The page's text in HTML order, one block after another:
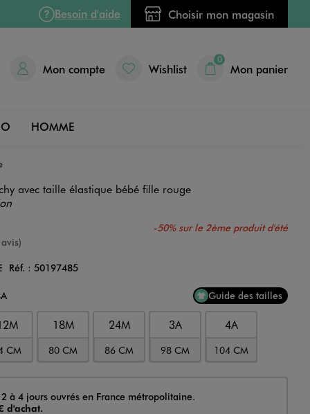
Besoin d'aide Choisir mon magasin
Mon compte Wishlist
0
Mon panier
HOMME
avec taille élastique bébé fille rouge
-50% sur le 2ème produit d'été
Réf. : 50197485
Guide des tailles
CM
18M
80 CM
24M
86 CM
3A
98 CM
4A
104 CM
à 4 jours ouvrés en France métropolitaine.
d'achat.